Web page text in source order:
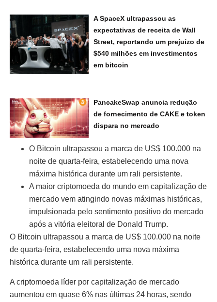
A SpaceX ultrapassou as
expectativas de receita de Wall
Street, reportando um prejuízo de
$540 milhões em investimentos
em bitcoin
PancakeSwap anuncia redução
de fornecimento de CAKE e token
dispara no mercado
O Bitcoin ultrapassou a marca de US$ 100.000 na
noite de quarta-feira, estabelecendo uma nova
máxima histórica durante um rali persistente.
A maior criptomoeda do mundo em capitalização de
mercado vem atingindo novas máximas históricas,
impulsionada pelo sentimento positivo do mercado
após a vitória eleitoral de Donald Trump.
O Bitcoin ultrapassou a marca de US$ 100.000 na noite
de quarta-feira, estabelecendo uma nova máxima
histórica durante um rali persistente.
A criptomoeda líder por capitalização de mercado
aumentou em quase 6% nas últimas 24 horas, sendo